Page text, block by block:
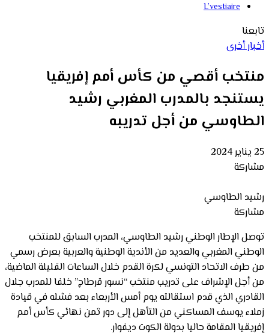
L’vestiaire
تابعنا
أخبار أخرى
منتخب أقصي من كأس أمم إفريقيا
يستنجد بالمدرب المغربي رشيد
الطاوسي من أجل تدريبه
25 يناير 2024
مشاركة
رشيد الطاوسي
مشاركة
توصل الإطار الوطني رشيد الطاوسي، المدرب السابق للمنتخب
الوطني المغربي والعديد من الأندية الوطنية والعربية بعرض رسمي
من طرف الاتحاد التونسي لكرة القدم خلال الساعات القليلة الماضية،
من أجل الإشراف على تدريب منتخب “نسور قرطاج” خلفا للمدرب جلال
القادري الذي قدم استقالته يوم أمس الأربعاء بعد فشله في قيادة
زملاء يوسف المساكني من التأهل إلى دور ثمن نهائي كأس أمم
إفريقيا المقامة حاليا بدولة الكوت ديفوار.